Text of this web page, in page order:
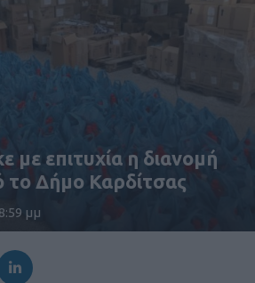
επιτυχία η διανομή
Δήμο Καρδίτσας
μμ